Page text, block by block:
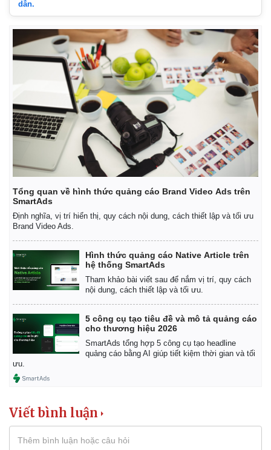
Thế giới
Quan sát
Cuộc sống đó đây
Multimedia
Video
Ảnh
E-Magazine
Infographic
dẫn.
Tổng quan về hình thức quảng cáo Brand Video Ads trên
SmartAds
Định nghĩa, vị trí hiển thị, quy cách nội dung, cách thiết lập và tối ưu
Brand Video Ads.
Hình thức quảng cáo Native Article trên
hệ thống SmartAds
Tham khảo bài viết sau để nắm vị trí, quy cách
nội dung, cách thiết lập và tối ưu.
5 công cụ tạo tiêu đề và mô tả quảng cáo
cho thương hiệu 2026
SmartAds tổng hợp 5 công cụ tạo headline
quảng cáo bằng AI giúp tiết kiệm thời gian và tối
ưu.
Viết bình luận